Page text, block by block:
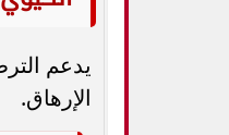
الإرهاق.